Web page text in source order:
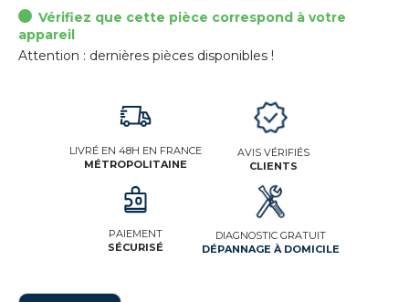
Vérifiez que cette pièce correspond à votre
appareil
Attention : dernières pièces disponibles !
LIVRÉ EN 48H EN FRANCE
MÉTROPOLITAINE
PAIEMENT
SÉCURISÉ
AVIS VÉRIFIÉS
CLIENTS
DIAGNOSTIC GRATUIT
DÉPANNAGE À DOMICILE